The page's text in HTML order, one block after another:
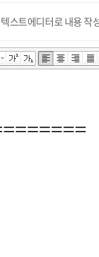
텍스트에디터로 내용 작